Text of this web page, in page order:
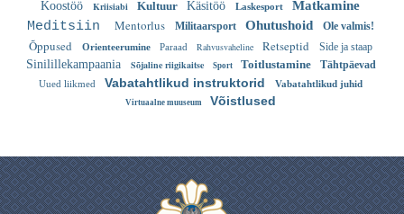
Koostöö Kriisiabi Kultuur Käsitöö Laskesport Matkamine
Meditsiin Mentorlus Militaarsport Ohutushoid Ole valmis!
Õppused Orienteerumine Paraad Rahvusvaheline Retseptid Side ja staap
Sinilillekampaania Sõjaline riigikaitse Sport Toitlustamine Tähtpäevad
Uued liikmed Vabatahtlikud instruktorid Vabatahtlikud juhid
Virtuaalne muuseum Võistlused